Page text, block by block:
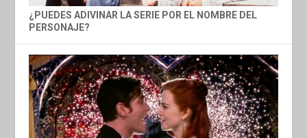
¿PUEDES ADIVINAR LA SERIE POR EL NOMBRE DEL
PERSONAJE?